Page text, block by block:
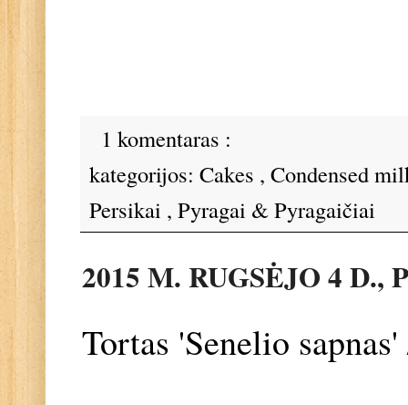
1 komentaras :
kategorijos: Cakes , Condensed
Persikai , Pyragai & Pyragaičiai
2015 M. RUGSĖJO 4 D.,
Tortas 'Senelio